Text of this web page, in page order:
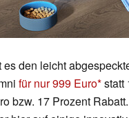
es den leicht
für nur 999 Euro statt
bzw. 17 Prozent